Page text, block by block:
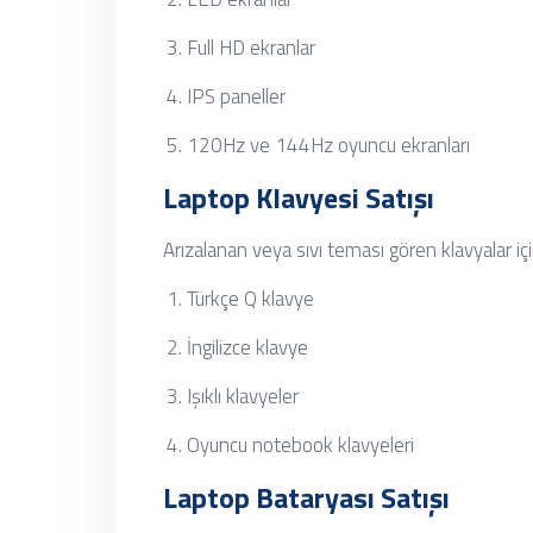
Full HD ekranlar
IPS paneller
120Hz ve 144Hz oyuncu ekranları
Laptop Klavyesi Satışı
Arızalanan veya sıvı teması gören klavyalar
Türkçe Q klavye
İngilizce klavye
Işıklı klavyeler
Oyuncu notebook klavyeleri
Laptop Bataryası Satışı